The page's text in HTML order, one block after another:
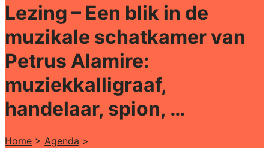
Lezing – Een blik in de
muzikale schatkamer van
Petrus Alamire:
muziekkalligraaf,
handelaar, spion, …
Home > Agenda >